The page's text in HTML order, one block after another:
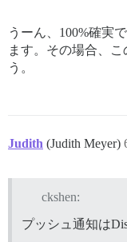
うーん、100%確実
ます。その場合、
う。
Judith (Judith Meyer)
ckshen:
プッシュ通知は